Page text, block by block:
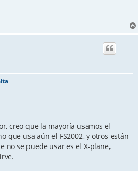
creo que la mayoría usamos el
que usa aún el FS2002, y otros están
no se puede usar es el X-plane,